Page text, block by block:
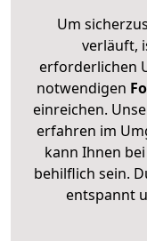
Um
verläuft,
erforderlichen
notwendigen
einreichen.
erfahren im
kann Ihnen
behilflich sein.
entspannt